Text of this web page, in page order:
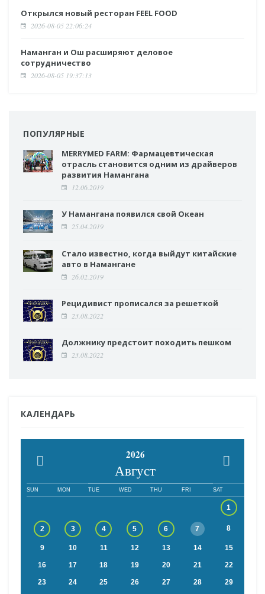
Открылся новый ресторан FEEL FOOD
2026-08-05 22:06:24
Наманган и Ош расширяют деловое
сотрудничество
2026-08-05 19:37:13
ПОПУЛЯРНЫЕ
MERRYMED FARM: Фармацевтическая
отрасль становится одним из драйверов
развития Намангана
12.06.2019
У Намангана появился свой Океан
25.04.2019
Стало известно, когда выйдут китайские
авто в Намангане
26.02.2019
Рецидивист прописался за решеткой
23.08.2022
Должнику предстоит походить пешком
23.08.2022
КАЛЕНДАРЬ
2026
Август
SUN MON TUE WED THU FRI SAT
1
2 3 4 5 6 7 8
9 10 11 12 13 14 15
16 17 18 19 20 21 22
23 24 25 26 27 28 29